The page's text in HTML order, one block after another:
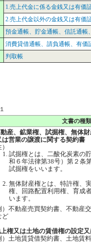
1.売上代金に係る金銭又は有価
2.売上代金以外の金銭又は有価
預金通帳、貯金通帳、信託通帳
消費貸借通帳、請負通帳、有価
判取帳
文書の種類
動産、鉱業権、試掘権、無体
は営業の譲渡に関する契約書
試掘権とは、二酸化炭素の
和６年法律第38号）第２条
試掘権をいいます。
無体財産権とは、特許権、
権、回路配置利用権、育成
います。
）不動産売買契約書、不動産
ど
権又は土地の賃借権の設定
）土地賃貸借契約書、土地賃